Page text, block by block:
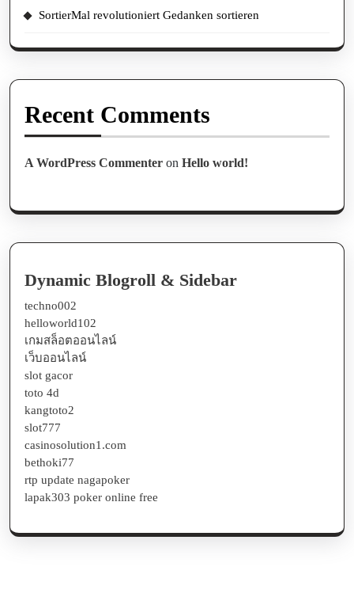
SortierMal revolutioniert Gedanken sortieren
Recent Comments
A WordPress Commenter on Hello world!
Dynamic Blogroll & Sidebar
techno002
helloworld102
เกมสล็อตออนไลน์
เว็บออนไลน์
slot gacor
toto 4d
kangtoto2
slot777
casinosolution1.com
bethoki77
rtp update nagapoker
lapak303 poker online free